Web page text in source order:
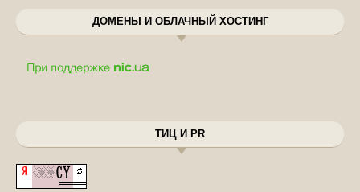
ДОМЕНЫ И ОБЛАЧНЫЙ ХОСТИНГ
ТИЦ И PR